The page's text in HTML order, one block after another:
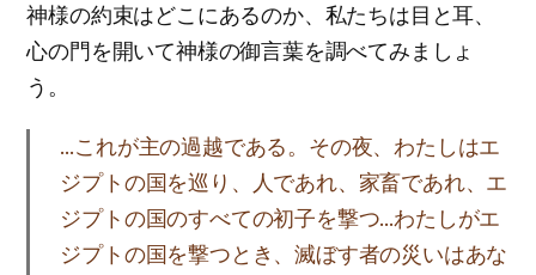
神様の約束はどこにあるのか、私たちは目と耳、
心の門を開いて神様の御言葉を調べてみましょ
う。
…これが主の過越である。その夜、わたしはエ
ジプトの国を巡り、人であれ、家畜であれ、エ
ジプトの国のすべての初子を撃つ…わたしがエ
ジプトの国を撃つとき、滅ぼす者の災いはあな